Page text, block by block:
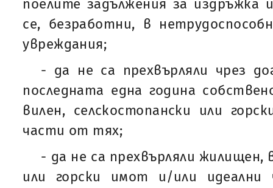
поелите задължения за издръжка
се, безработни, в
увреждания;
- да не са прехвърляли чрез
последната една година
вилен, селскостопански или
части от тях;
- да не са прехвърляли жилищен,
или горски имот и/или